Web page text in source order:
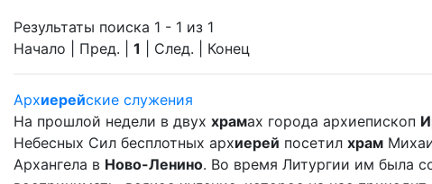
Результаты поиска 1 - 1 из 1
Начало | Пред. | 1 | След. | Конец
Архиерейские служения
На прошлой недели в двух храмах города архиепископ
Небесных Сил бесплотных архиерей посетил храм
Архангела в Ново-Ленино. Во время Литургии им была